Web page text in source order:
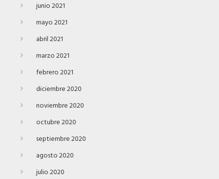
junio 2021
mayo 2021
abril 2021
marzo 2021
febrero 2021
diciembre 2020
noviembre 2020
octubre 2020
septiembre 2020
agosto 2020
julio 2020